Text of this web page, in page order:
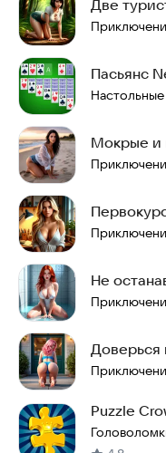
Две
Пасьянс
Мокрые и
Не
Доверься
Puzzle